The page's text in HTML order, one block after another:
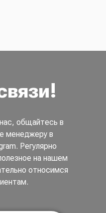
общайтесь в
менеджеру в
Регулярно
на нашем
относимся